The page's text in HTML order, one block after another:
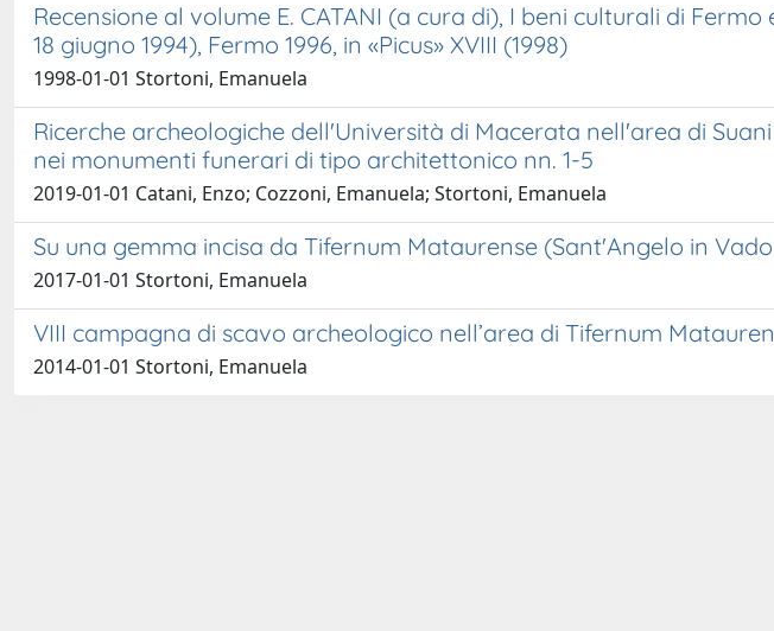
Recensione al volume E. CATANI (a cura di), I beni culturali di
18 giugno 1994), Fermo 1996, in «Picus» XVIII (1998)
1998-01-01 Stortoni, Emanuela
Ricerche archeologiche dell'Università di Macerata nell'area di
nei monumenti funerari di tipo architettonico nn. 1-5
2019-01-01 Catani, Enzo; Cozzoni, Emanuela; Stortoni, Emanuela
Su una gemma incisa da Tifernum Mataurense (Sant'Angelo in
2017-01-01 Stortoni, Emanuela
VIII campagna di scavo archeologico nell’area di Tifernum
2014-01-01 Stortoni, Emanuela